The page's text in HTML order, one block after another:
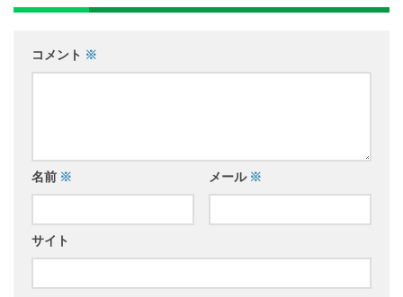
コメント ※
名前 ※ メール ※
サイト